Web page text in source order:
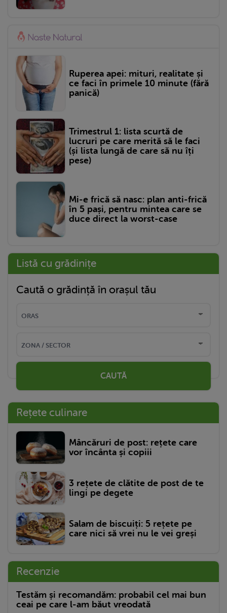
Ruperea apei: mituri, realitate și
ce faci în primele 10 minute (fără
panică)
Trimestrul 1: lista scurtă de
lucruri pe care merită să le faci
(și lista lungă de care să nu îți
pese)
Mi-e frică să nasc: plan anti-frică
în 5 pași, pentru mintea care se
duce direct la worst-case
Listă cu grădinițe
Caută o grădință în orașul tău
CAUTĂ
Rețete culinare
Mâncăruri de post: rețete care
vor încânta și copiii
3 rețete de clătite de post de te
lingi pe degete
Salam de biscuiți: 5 rețete pe
care nici să vrei nu le vei greși
Recenzie
Testăm și recomandăm: probabil cel mai bun
ceai pe care l-am băut vreodată